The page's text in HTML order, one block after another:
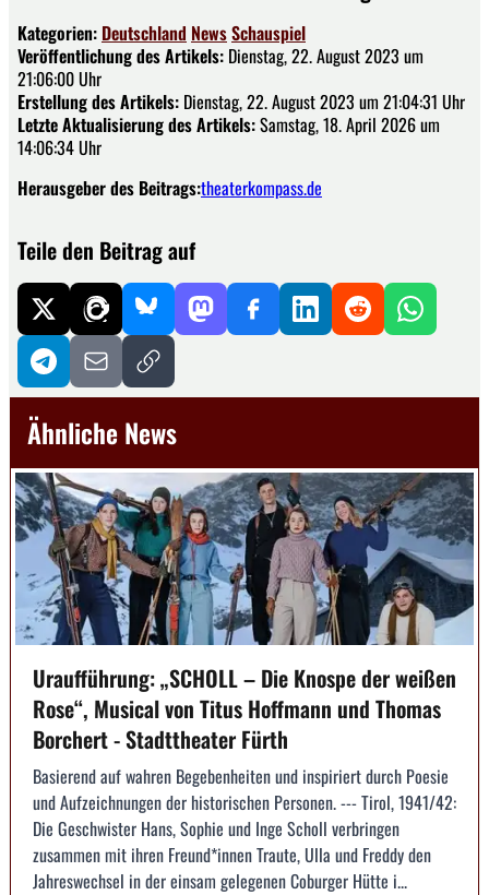
Kategorien: Deutschland NewsSchauspiel
Veröffentlichung des Artikels: Dienstag, 22. August 2023 um
21:06:00 Uhr
Erstellung des Artikels: Dienstag, 22. August 2023 um 21:04:31 Uhr
Letzte Aktualisierung des Artikels:Samstag, 18. April 2026 um
14:06:34 Uhr
Herausgeber des Beitrags:theaterkompass.de
Teile den Beitrag auf
Ähnliche News
Uraufführung: „SCHOLL – Die Knospe der weißen
Rose“, Musical von Titus Hoffmann und Thomas
Borchert - Stadttheater Fürth
Basierend auf wahren Begebenheiten und inspiriert durch Poesie
und Aufzeichnungen der historischen Personen. --- Tirol, 1941/42:
Die Geschwister Hans, Sophie und Inge Scholl verbringen
zusammen mit ihren Freund*innen Traute, Ulla und Freddy den
Jahreswechsel in der einsam gelegenen Coburger Hütte i...